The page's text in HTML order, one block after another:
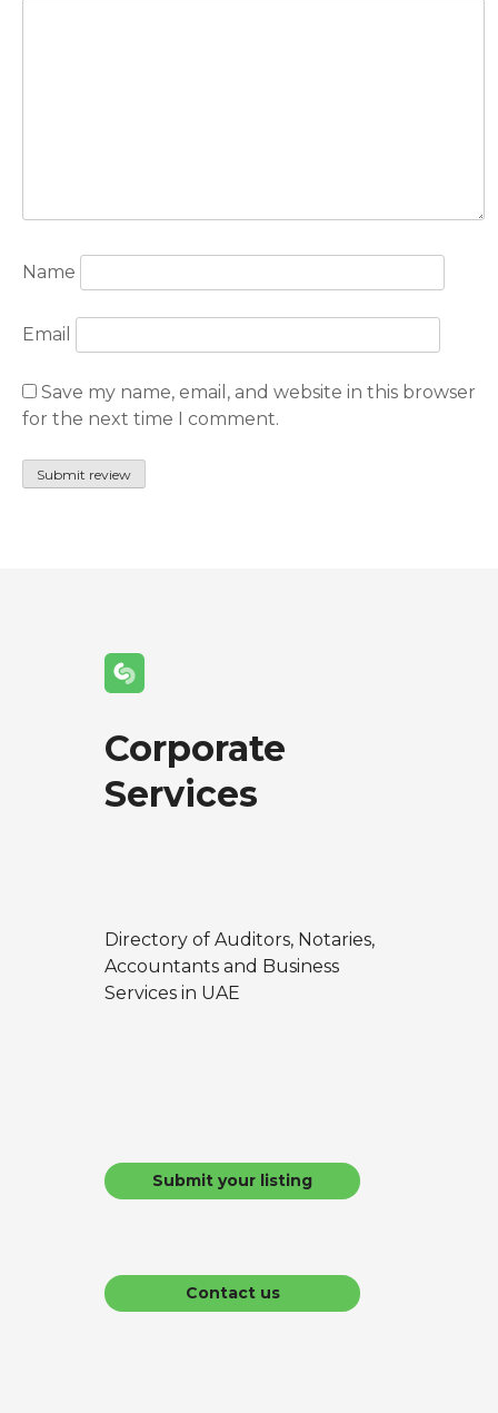
Name
Email
Save my name, email, and website in this browser
for the next time I comment.
Corporate
Services
Directory of Auditors, Notaries,
Accountants and Business
Services in UAE
Submit your listing
Contact us